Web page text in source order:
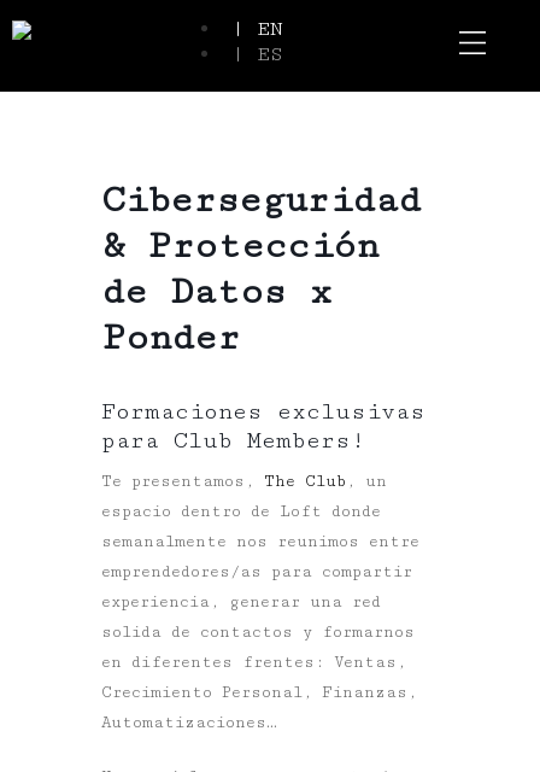
| EN
| ES
Ciberseguridad
& Protección
de Datos x
Ponder
Formaciones exclusivas
para Club Members!
Te presentamos, The Club , un
espacio dentro de Loft donde
semanalmente nos reunimos entre
emprendedores/as para compartir
experiencia, generar una red
solida de contactos y formarnos
en diferentes frentes: Ventas,
Crecimiento Personal, Finanzas,
Automatizaciones…